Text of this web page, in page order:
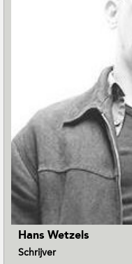
Hans Wetzels
Schrijver